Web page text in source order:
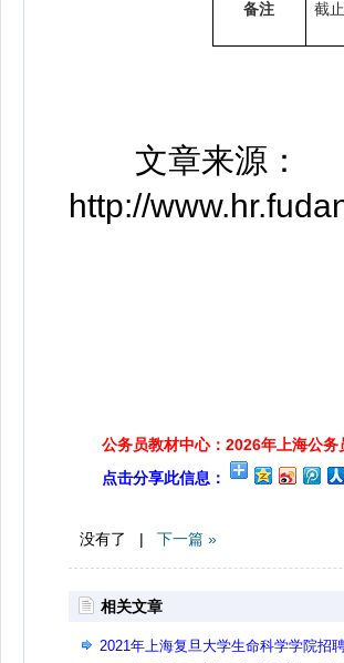
备注 截
文章来源：
http://
公务员教材中心：2026年上海公务
点击分享此信息：
没有了 | 下一篇 »
相关文章
2021年上海复旦大学生命科学学院招